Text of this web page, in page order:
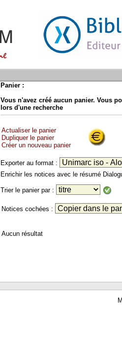
Panier :
Vous n'avez créé aucun panier. Vous
lors d'une recherche
Actualiser le panier
Dupliquer le panier
Créer un nouveau panier
Exporter au format :
Enrichir les notices avec le résumé
Trier le panier par :
Notices cochées :
Aucun résultat